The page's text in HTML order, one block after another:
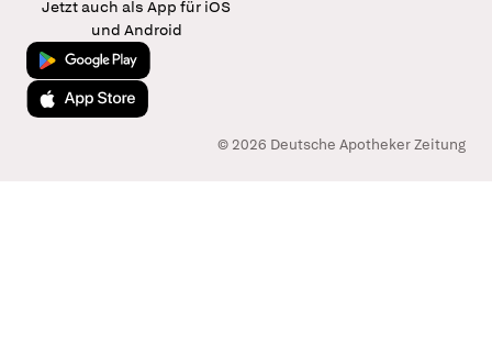
Jetzt auch als App für iOS
und Android
Jetzt bei Google Play
Laden im App Store
© 2026 Deutsche Apotheker Zeitung